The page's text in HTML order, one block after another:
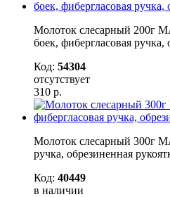
Молоток слесарный 200г
боек, фибергласовая ручка,
Код: 54304
отсутствует
310 р.
Молоток слесарный 300г
ручка, обрезиненная
Код: 40449
в наличии